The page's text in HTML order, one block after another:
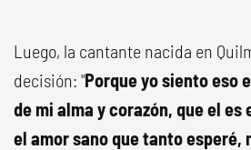
Luego, la cantante nacida en
decisión: "Porque yo siento eso
de mi alma y corazón, que el es
el amor sano que tanto esperé,